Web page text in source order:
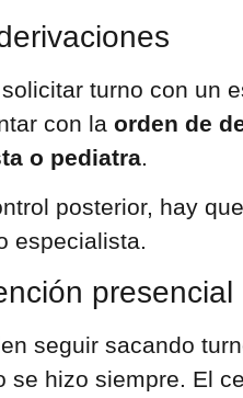
turno con un
con la orden de
o pediatra.
posterior, hay
especialista.
presencial
seguir sacando
se hizo siempre. El